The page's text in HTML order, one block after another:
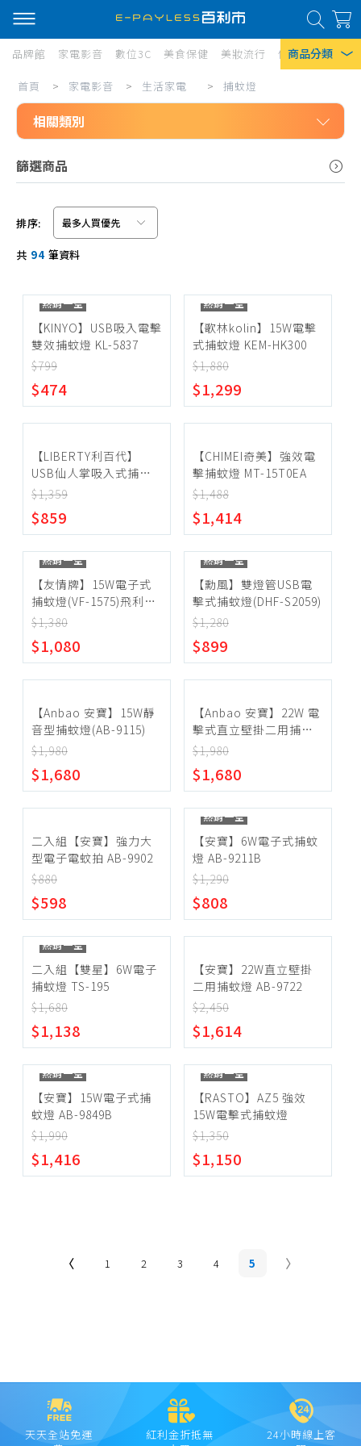
商品分類
熱門搜尋
風扇
除濕機
衛生紙
品牌館 家電影音 數位3C 美食保健 美妝流行 傢俱寢具 居
捕
蚊
燈
首頁 > 家電影音 > 生活家電 > 捕蚊燈
相關類別
生活家電
免治馬桶座
無線吸塵器
有線吸塵器
筒式吸塵器
掃地機、配件
塵蟎機、耗材
除菌、消毒機
清潔機、洗地機
殺菌燈
加濕器
檯燈、夾燈、配件
捕蚊燈
捕蚊拍
掛燙機、熨斗
除毛球機、縫紉機
電話、對講機
智能家電
篩選商品
信用卡/Line Pay/ATM
分期0利率
超商付款
超商取貨
排序:
共 94 筆資料
熱銷一空
【KINYO】USB吸入電擊
雙效捕蚊燈 KL-5837
$799
$474
熱銷一空
【歌林kolin】15W電擊
式捕蚊燈 KEM-HK300
$1,880
$1,299
【LIBERTY利百代】
USB仙人掌吸入式捕蚊
燈 LY-3108ML
$1,359
$859
【CHIMEI奇美】強效電
擊捕蚊燈 MT-15T0EA
$1,488
$1,414
熱銷一空
【友情牌】15W電子式
捕蚊燈(VF-1575)飛利浦
燈管
$1,380
$1,080
熱銷一空
【勳風】雙燈管USB電
擊式捕蚊燈(DHF-S2059)
$1,280
$899
【Anbao 安寶】15W靜
音型捕蚊燈(AB-9115)
$1,980
$1,680
【Anbao 安寶】22W 電
擊式直立壁掛二用捕蚊
燈(AB-9722)
$1,980
$1,680
二入組【安寶】強力大
型電子電蚊拍 AB-9902
$880
$598
熱銷一空
【安寶】6W電子式捕蚊
燈 AB-9211B
$1,290
$808
熱銷一空
二入組【雙星】6W電子
捕蚊燈 TS-195
$1,680
$1,138
【安寶】22W直立壁掛
二用捕蚊燈 AB-9722
$2,450
$1,614
熱銷一空
【安寶】15W電子式捕
蚊燈 AB-9849B
$1,990
$1,416
熱銷一空
【RASTO】AZ5 強效
15W電擊式捕蚊燈
$1,350
$1,150
1 2 3 4 5
天天全站免運
紅利金折抵無
24小時線上客